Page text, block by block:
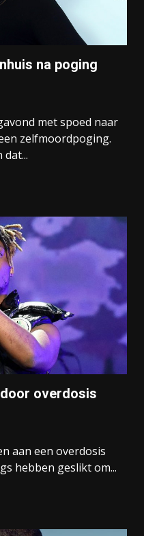
na poging
met spoed naar
zelfmoordpoging.
overdosis
aan een overdosis
hebben geslikt om...